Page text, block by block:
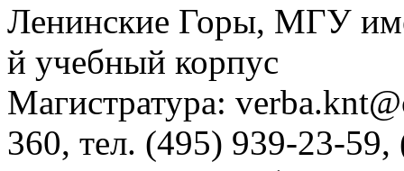
Ленинские Горы, МГУ
й учебный корпус
Магистратура:
360, тел. (495) 939-23-